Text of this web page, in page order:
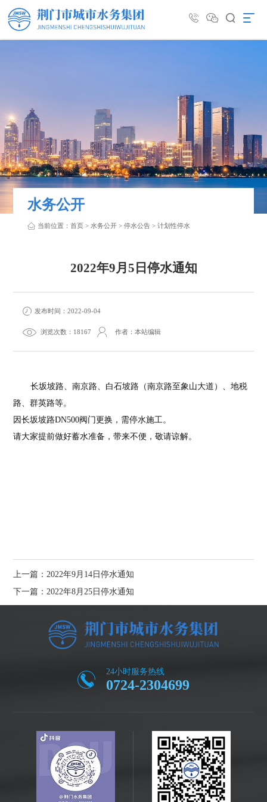
水务公开
当前位置：首页 >水务公开 >停水公告 >计划性停水
2022年9月5日停水通知
发布时间：2022-09-04
浏览次数：18167 作者：本站编辑
长坂坡路、南京路、白石坡路（南京路至象山大道）、地税
路、群英路等。
因长坂坡路DN500阀门更换，需停水施工。
请大家提前做好蓄水准备，带来不便，敬请谅解。
上一篇：2022年9月14日停水通知
下一篇：2022年8月25日停水通知
24小时服务热线
0724-2304699